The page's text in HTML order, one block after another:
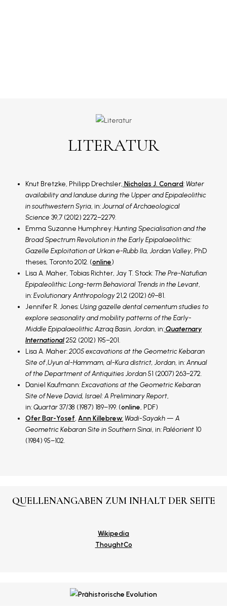
LITERATUR
Knut Bretzke, Philipp Drechsler, Nicholas J. Conard: Water
availability and landuse during the Upper and Epipaleolithic
in southwestern Syria, in:Journal of Archaeological
Science 39,7 (2012) 2272–2279.
Emma Suzanne Humphrey:Hunting Specialisation and the
Broad Spectrum Revolution in the Early Epipalaeolithic:
Gazelle Exploitation at Urkan e-Rubb IIa, Jordan Valley, PhD
theses, Toronto 2012. (online)
Lisa A. Maher, Tobias Richter, Jay T. Stock: The Pre-Natufian
Epipaleolithic: Long-term Behavioral Trends in the Levant,
in:Evolutionary Anthropology21,2 (2012) 69–81.
Jennifer R. Jones:Using gazelle dental cementum studies to
explore seasonality and mobility patterns of the Early-
Middle Epipalaeolithic Azraq Basin, Jordan, in:Quaternary
International252 (2012) 195–201.
Lisa A. Maher:2005 excavations at the Geometric Kebaran
Site of ‚Uyun al-Hammam, al-Kura district, Jordan, in:Annual
of the Department of Antiquities Jordan51 (2007) 263–272.
Daniel Kaufmann:Excavations at the Geometric Kebaran
Site of Neve David, Israel: A Preliminary Report,
in:Quartär37/38 (1987) 189–199. (online, PDF)
Ofer Bar-Yosef, Ann Killebrew: Wadi-Sayakh — A
Geometric Kebaran Site in Southern Sinai, in:Paléorient 10
(1984) 95–102.
QUELLENANGABEN ZUM INHALT DER SEITE
Wikipedia
ThoughtCo